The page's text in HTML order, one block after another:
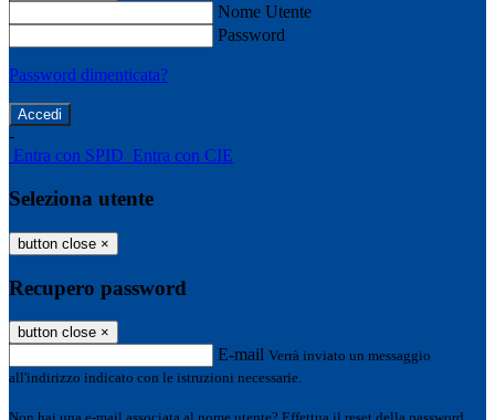
Nome Utente
Password
Password dimenticata?
-
Entra con SPID Entra con CIE
Seleziona utente
button close ×
Recupero password
button close ×
E-mail Verrà inviato un messaggio
all'indirizzo indicato con le istruzioni necessarie.